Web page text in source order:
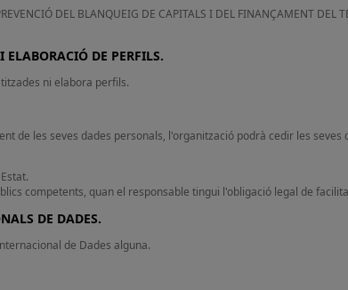
DEL BLANQUEIG DE CAPITALS I DEL FINANÇAMENT
DE PERFILS.
ni elabora perfils.
de les seves dades personals, l'organització podrà cedir les seves
competents, quan el responsable tingui l'obligació legal de
DE DADES.
de Dades alguna.